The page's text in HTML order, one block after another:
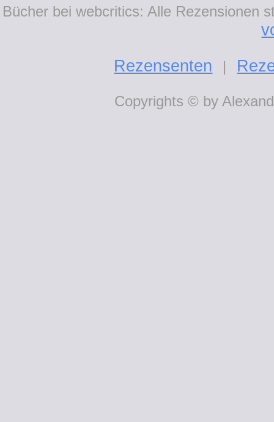
Bücher bei webcritics: Alle Rezensionen
Rezensenten
|
Copyrights © by